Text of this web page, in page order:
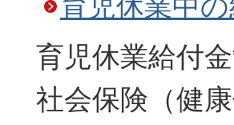
育児休業給付
社会保険（健